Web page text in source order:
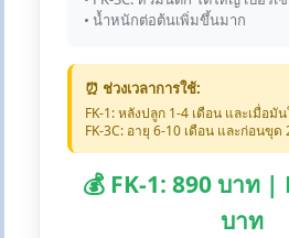
• น้ำหนักต่อต้นเพิ่มขึ้นมาก
⏰ ช่วงเวลาการใช้:
FK-1: หลังปลูก 1-4 เดือน และเมื่อมัน
FK-3C: อายุ 6-10 เดือน และก่อนขุด
💰 FK-1: 890 บาท |
บาท